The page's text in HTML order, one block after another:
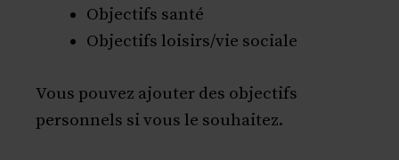
Objectifs santé
Objectifs loisirs/vie sociale
Vous pouvez ajouter des objectifs
personnels si vous le souhaitez.